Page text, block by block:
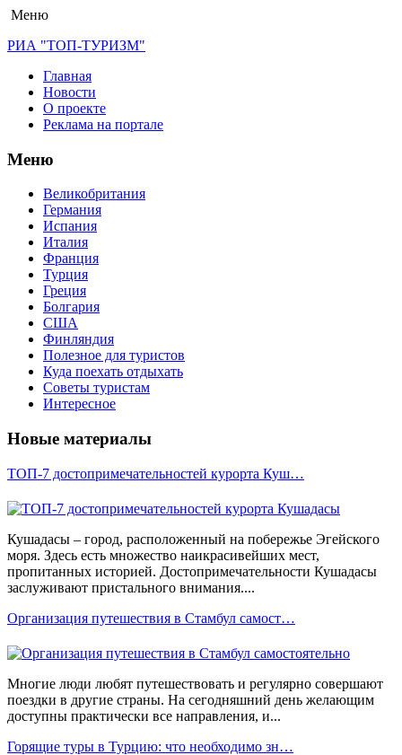
Меню
РИА "ТОП-ТУРИЗМ"
Главная
Новости
О проекте
Реклама на портале
Меню
Великобритания
Германия
Испания
Италия
Франция
Турция
Греция
Болгария
США
Финляндия
Полезное для туристов
Куда поехать отдыхать
Советы туристам
Интересное
Новые материалы
ТОП-7 достопримечательностей курорта Куш…
Кушадасы – город, расположенный на побережье Эгейского
моря. Здесь есть множество наикрасивейших мест,
пропитанных историей. Достопримечательности Кушадасы
заслуживают пристального внимания....
Организация путешествия в Стамбул самост…
Многие люди любят путешествовать и регулярно совершают
поездки в другие страны. На сегодняшний день желающим
доступны практически все направления, и...
Горящие туры в Турцию: что необходимо зн…